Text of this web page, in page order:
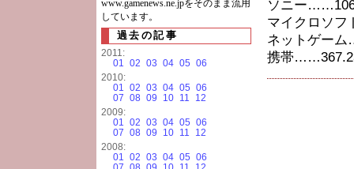
ソニー
マイクロソ
ネットゲー
携帯
www.gamenews.ne.jpをそのまま流用
しています。
過去の記事
2011:
01 02 03 04 05 06
2010:
01 02 03 04 05 06
07 08 09 10 11
12
2009:
01 02 03 04 05 06
07 08 09 10 11
12
2008:
01 02 03 04 05 06